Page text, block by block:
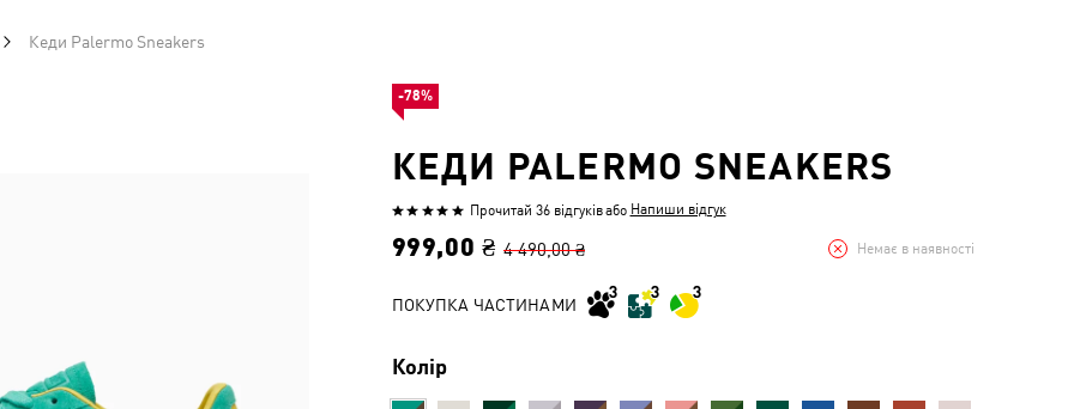
Кеди Palermo Sneakers
КЕДИ PALERMO SNEAKERS
Оцінено
з
Прочитай 36 відгуківабо Напиши відгук
999,00 ₴ 4 490,00 ₴ Немає в наявності
ПОКУПКА ЧАСТИНАМИ
Колір
-78%